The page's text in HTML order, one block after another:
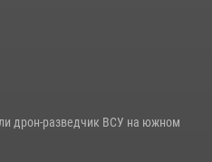
дрон-разведчик ВСУ на южном